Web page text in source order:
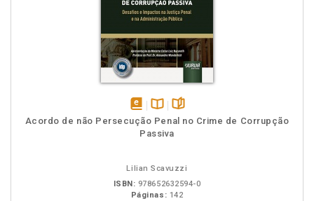
disponível
em
Disponível
na
páginas
Acordo de não Persecução Penal no Crime de Corrupção
Passiva
Lilian Scavuzzi
ISBN: 978652632594-0
Páginas: 142